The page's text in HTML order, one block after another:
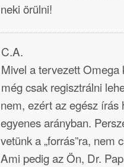
neki örülni!
C.A.
Mivel a tervezett Omega
még csak regisztrálni
nem, ezért az egész írás
egyenes arányban.
vetünk a „forrás”ra, nem
Ami pedig az Ön, Dr.